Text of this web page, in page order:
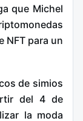
que Michel
NFT para un
de simios
del 4 de
la moda